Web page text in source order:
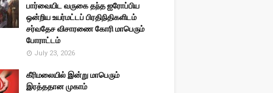
பார்வையிட வருகை தந்த ஐரோப்பிய
ஒன்றிய உயர்மட்டப் பிரதிநிதிகளிடம்
சர்வதேச விசாரணை கோரி மாபெரும்
போராட்டம்
July 23, 2026
கீரிமலையில் இன்று மாபெரும்
இரத்ததான முகாம்